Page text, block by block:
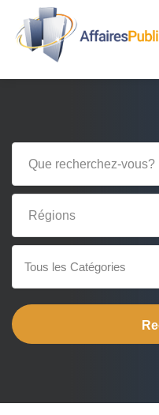
Tous les Catégories